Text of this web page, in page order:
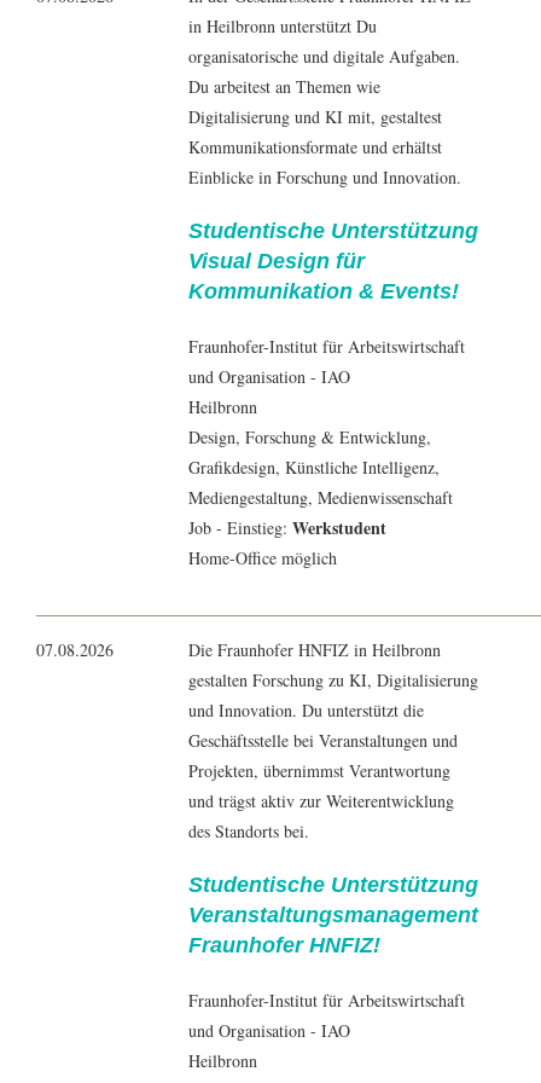
in Heilbronn unterstützt Du
organisatorische und digitale Aufgaben.
Du arbeitest an Themen wie
Digitalisierung und KI mit, gestaltest
Kommunikationsformate und erhältst
Einblicke in Forschung und Innovation.
Studentische Unterstützung
Visual Design für
Kommunikation & Events!
Fraunhofer-Institut für Arbeitswirtschaft
und Organisation - IAO
Heilbronn
Design, Forschung & Entwicklung,
Grafikdesign, Künstliche Intelligenz,
Mediengestaltung, Medienwissenschaft
Job - Einstieg: Werkstudent
Home-Office möglich
07.08.2026
Die Fraunhofer HNFIZ in Heilbronn
gestalten Forschung zu KI, Digitalisierung
und Innovation. Du unterstützt die
Geschäftsstelle bei Veranstaltungen und
Projekten, übernimmst Verantwortung
und trägst aktiv zur Weiterentwicklung
des Standorts bei.
Studentische Unterstützung
Veranstaltungsmanagement
Fraunhofer HNFIZ!
Fraunhofer-Institut für Arbeitswirtschaft
und Organisation - IAO
Heilbronn